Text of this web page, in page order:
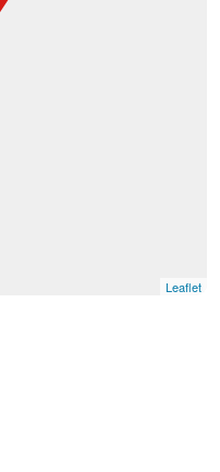
Leaflet